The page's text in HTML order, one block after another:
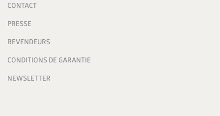
CONTACT
PRESSE
REVENDEURS
CONDITIONS DE GARANTIE
NEWSLETTER